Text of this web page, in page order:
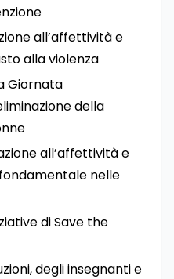
all’affettività e
alla violenza
Giornata
della
all’affettività e
nelle
di Save the
degli insegnanti e